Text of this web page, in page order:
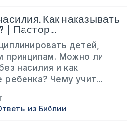
Как наказывать
| Пастор...
детей,
принципам. Можно ли
насилия и как
ребенка? Чему учит...
из Библии